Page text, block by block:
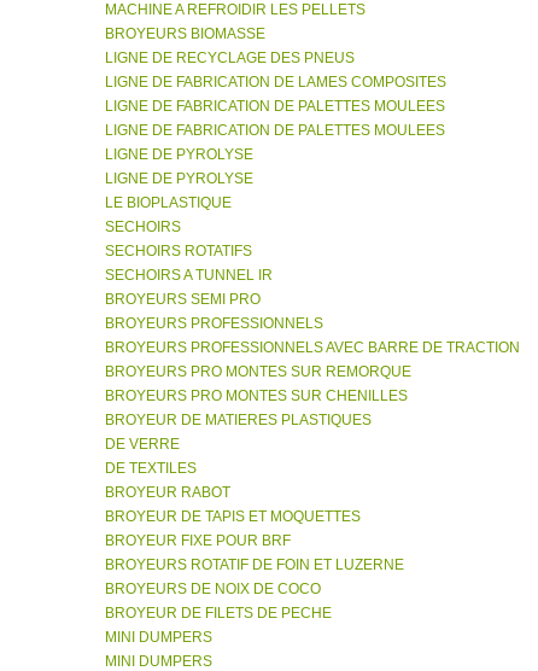
MACHINE A REFROIDIR LES PELLETS
BROYEURS BIOMASSE
LIGNE DE RECYCLAGE DES PNEUS
LIGNE DE FABRICATION DE LAMES COMPOSITES
LIGNE DE FABRICATION DE PALETTES MOULEES
LIGNE DE FABRICATION DE PALETTES MOULEES
LIGNE DE PYROLYSE
LIGNE DE PYROLYSE
LE BIOPLASTIQUE
SECHOIRS
SECHOIRS ROTATIFS
SECHOIRS A TUNNEL IR
BROYEURS SEMI PRO
BROYEURS PROFESSIONNELS
BROYEURS PROFESSIONNELS AVEC BARRE DE TRACTION
BROYEURS PRO MONTES SUR REMORQUE
BROYEURS PRO MONTES SUR CHENILLES
BROYEUR DE MATIERES PLASTIQUES
DE VERRE
DE TEXTILES
BROYEUR RABOT
BROYEUR DE TAPIS ET MOQUETTES
BROYEUR FIXE POUR BRF
BROYEURS ROTATIF DE FOIN ET LUZERNE
BROYEURS DE NOIX DE COCO
BROYEUR DE FILETS DE PECHE
MINI DUMPERS
MINI DUMPERS